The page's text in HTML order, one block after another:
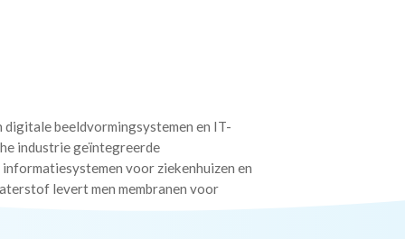
beeldvormingsystemen en IT-
industrie geïntegreerde
voor ziekenhuizen en
levert men membranen voor